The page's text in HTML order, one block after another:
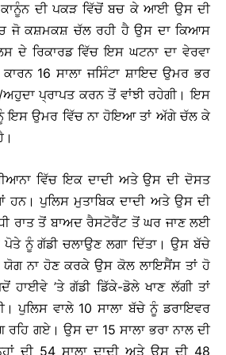
ਦੀ ਪਕੜ ਵਿੱਚੋਂ ਬਚ ਕੇ ਆਈ ਉਸ ਦੀ
ਜੋ ਕਸ਼ਮਕਸ਼ ਚੱਲ ਰਹੀ ਹੈ ਉਸ ਦਾ ਕਿਆਸ
ਦੇ ਰਿਕਾਰਡ ਵਿੱਚ ਇਸ ਘਟਨਾ ਦਾ ਵੇਰਵਾ
16 ਸਾਲਾ ਜਸਿੰਟਾ ਸ਼ਾਇਦ ਉਮਰ ਭਰ
ਪ੍ਰਾਪਤ ਕਰਨ ਤੋਂ ਵਾਂਝੀ ਰਹੇਗੀ। ਇਸ
ਇਸ ਉਮਰ ਵਿੱਚ ਨਾ ਹੋਇਆ ਤਾਂ ਅੱਗੇ ਚੱਲ ਕੇ
ਵਿੱਚ ਇਕ ਦਾਦੀ ਅਤੇ ਉਸ ਦੀ ਦੋਸਤ
ਪੁਲਿਸ ਮੁਤਾਬਿਕ ਦਾਦੀ ਅਤੇ ਉਸ ਦੀ
ਰਾਤ ਤੋਂ ਬਾਅਦ ਰੈਸਟੋਰੈਂਟ ਤੋਂ ਘਰ ਜਾਣ ਲਈ
ਨੂੰ ਗੱਡੀ ਚਲਾਉਣ ਲਗਾ ਦਿੱਤਾ। ਉਸ ਬੱਚੇ
ਯੋਗ ਨਾ ਹੋਣ ਕਰਕੇ ਉਸ ਕੋਲ ਲਾਇਸੈਂਸ ਤਾਂ ਹੋ
ਹਾਈਵੇ ’ਤੇ ਗੱਡੀ ਡਿੱਕੇ-ਡੋਲੇ ਖਾਣ ਲੱਗੀ ਤਾਂ
ਪੁਲਿਸ ਵਾਲੇ 10 ਸਾਲਾ ਬੱਚੇ ਨੂੰ ਡਰਾਇਵਰ
ਰਹਿ ਗਏ। ਉਸ ਦਾ 15 ਸਾਲਾ ਭਰਾ ਨਾਲ ਦੀ
ਦੀ 54 ਸਾਲਾ ਦਾਦੀ ਅਤੇ ਉਸ ਦੀ 48